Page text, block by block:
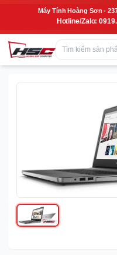
Máy Tính Hoàng Sơn -
Hotline/Zalo: